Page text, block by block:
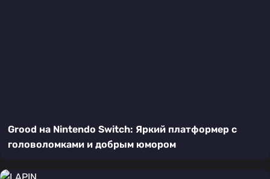
Grood на Nintendo Switch: Яркий платформер с
головоломками и добрым юмором